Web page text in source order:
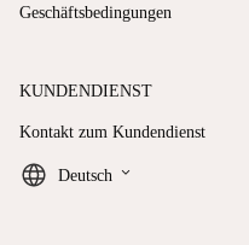
Geschäftsbedingungen
KUNDENDIENST
Kontakt zum Kundendienst
Deutsch keyboard_arrow_down